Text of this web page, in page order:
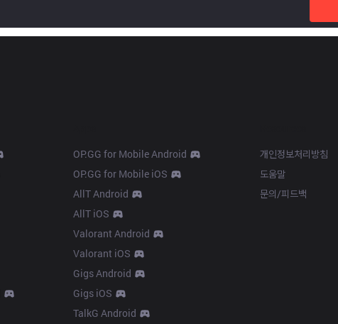
OP.GG for Mobile Android
OP.GG for Mobile iOS
AllT Android
AllT iOS
Valorant Android
Valorant iOS
Gigs Android
Gigs iOS
TalkG Android
개인정보처리방침
도움말
문의/피드백